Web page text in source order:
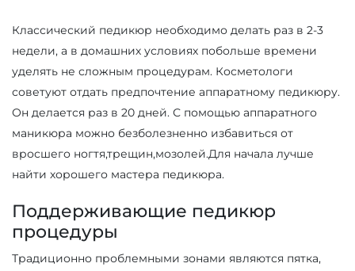
Классический педикюр необходимо делать раз в 2-3
недели, а в домашних условиях побольше времени
уделять не сложным процедурам. Косметологи
советуют отдать предпочтение аппаратному педикюру.
Он делается раз в 20 дней. С помощью аппаратного
маникюра можно безболезненно избавиться от
вросшего ногтя,трещин,мозолей.Для начала лучше
найти хорошего мастера педикюра.
Поддерживающие педикюр
процедуры
Традиционно проблемными зонами являются пятка,